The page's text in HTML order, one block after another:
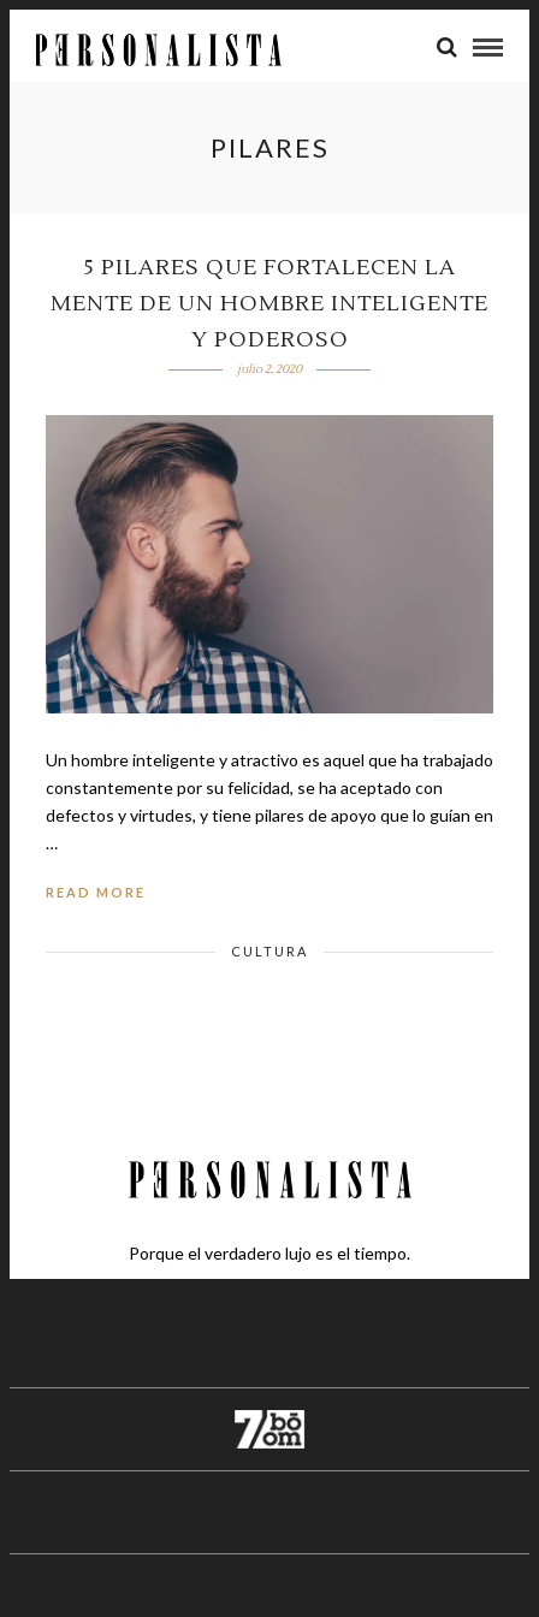
PILARES
5 PILARES QUE FORTALECEN LA
MENTE DE UN HOMBRE INTELIGENTE
Y PODEROSO
julio 2, 2020
Un hombre inteligente y atractivo es aquel que ha trabajado
constantemente por su felicidad, se ha aceptado con
defectos y virtudes, y tiene pilares de apoyo que lo guían en
…
READ MORE
CULTURA
Porque el verdadero lujo es el tiempo.